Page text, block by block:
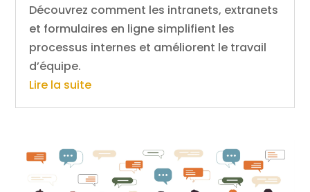
Découvrez comment les intranets, extranets
et formulaires en ligne simplifient les
processus internes et améliorent le travail
d’équipe.
Lire la suite